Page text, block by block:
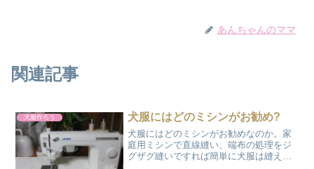
あんちゃんのママ
関連記事
犬服作ろう 犬服にはどのミシンがお勧め?
犬服にはどのミシンがお勧めなのか。家
庭用ミシンで直線縫い、端布の処理をジ
グザグ縫いですれば簡単に犬服は縫えち